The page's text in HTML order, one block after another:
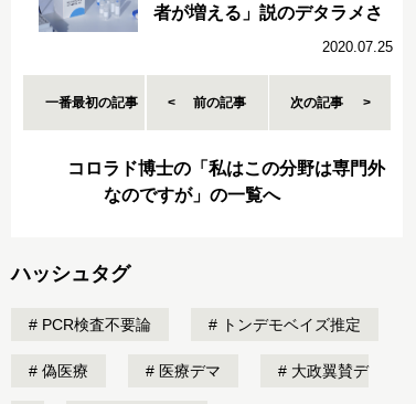
者が増える」説のデタラメさ
2020.07.25
一番最初の記事 前の記事 次の記事
コロラド博士の「私はこの分野は専門外
なのですが」の一覧へ
ハッシュタグ
PCR検査不要論 トンデモベイズ推定
偽医療 医療デマ 大政翼賛デ